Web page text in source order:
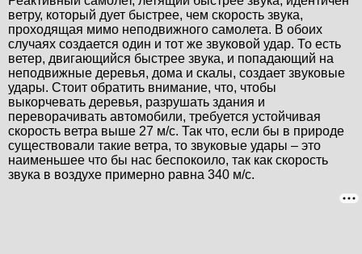
ветру, который дует быстрее, чем скорость звука,
проходящая мимо неподвижного самолета. В обоих
случаях создается один и тот же звуковой удар. То есть
ветер, двигающийся быстрее звука, и попадающий на
неподвижные деревья, дома и скалы, создает звуковые
удары. Стоит обратить внимание, что, чтобы
выкорчевать деревья, разрушать здания и
переворачивать автомобили, требуется устойчивая
скорость ветра выше 27 м/с. Так что, если бы в природе
существовали такие ветра, то звуковые удары – это
наименьшее что бы нас беспокоило, так как скорость
звука в воздухе примерно равна 340 м/с.